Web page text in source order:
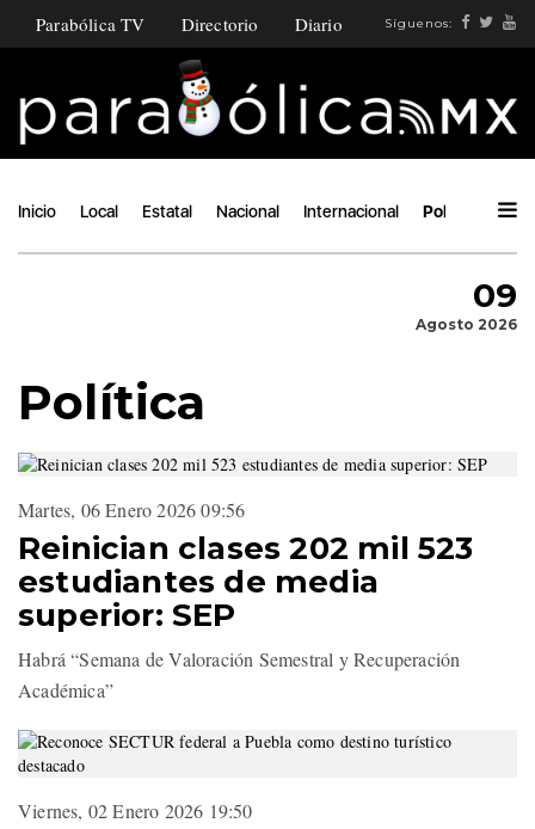
Parabólica TV Directorio Diario Síguenos:
Inicio Local Estatal Nacional Internacional Política
09
Agosto 2026
Política
Martes, 06 Enero 2026 09:56
Reinician clases 202 mil 523
estudiantes de media
superior: SEP
Habrá “Semana de Valoración Semestral y Recuperación
Académica”
Viernes, 02 Enero 2026 19:50